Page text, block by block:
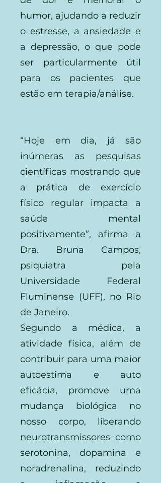
humor, ajudando a reduzir
o estresse, a ansiedade e
a depressão, o que pode
ser particularmente útil
para os pacientes que
estão em terapia/análise.
“Hoje em dia, já são
inúmeras as pesquisas
científicas mostrando que
a prática de exercício
físico regular impacta a
saúde mental
positivamente”, afirma a
Dra. Bruna Campos,
psiquiatra pela
Universidade Federal
Fluminense (UFF), no Rio
de Janeiro.
Segundo a médica, a
atividade física, além de
contribuir para uma maior
autoestima e auto
eficácia, promove uma
mudança biológica no
nosso corpo, liberando
neurotransmissores como
serotonina, dopamina e
noradrenalina, reduzindo